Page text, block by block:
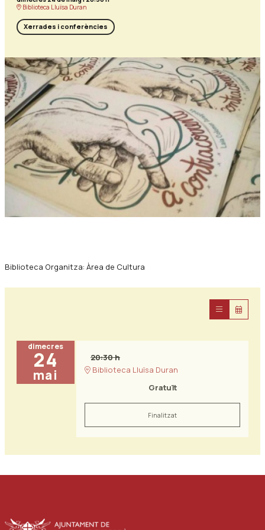
Biblioteca Lluïsa Duran
Xerrades i conferències
Biblioteca Organitza: Àrea de Cultura
dimecres
24
mai
20:30 h
Biblioteca Lluïsa Duran
Gratuït
Finalitzat